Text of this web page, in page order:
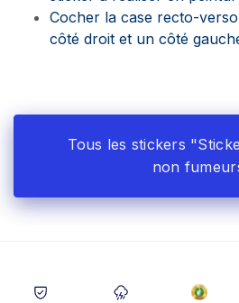
Cocher la case recto-
côté droit et un côté
Tous les stickers
non